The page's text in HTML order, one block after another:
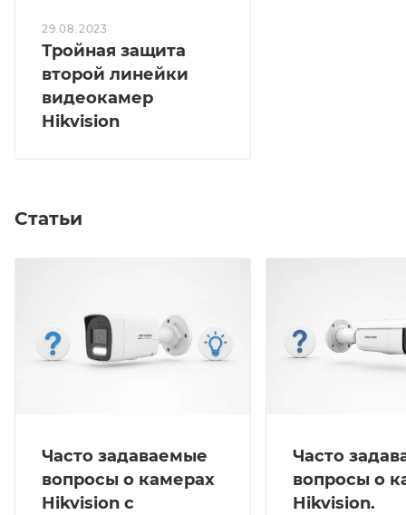
29.08.2023
Тройная защита
второй линейки
видеокамер
Hikvision
Статьи
Часто задаваемые
вопросы о камерах
Hikvision с
Часто
вопросы о
Hikvision.